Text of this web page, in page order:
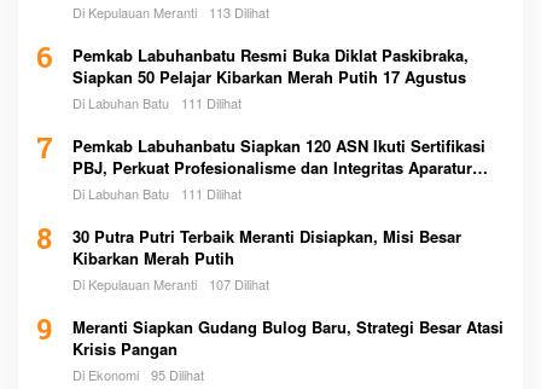
Di Kepulauan Meranti 113 Dilihat
6
Pemkab Labuhanbatu Resmi Buka Diklat Paskibraka,
Siapkan 50 Pelajar Kibarkan Merah Putih 17 Agustus
Di Labuhan Batu 111 Dilihat
7
Pemkab Labuhanbatu Siapkan 120 ASN Ikuti Sertifikasi
PBJ, Perkuat Profesionalisme dan Integritas Aparatur
Pemerintah
Di Labuhan Batu 111 Dilihat
8
30 Putra Putri Terbaik Meranti Disiapkan, Misi Besar
Kibarkan Merah Putih
Di Kepulauan Meranti 107 Dilihat
9
Meranti Siapkan Gudang Bulog Baru, Strategi Besar Atasi
Krisis Pangan
Di Ekonomi 95 Dilihat